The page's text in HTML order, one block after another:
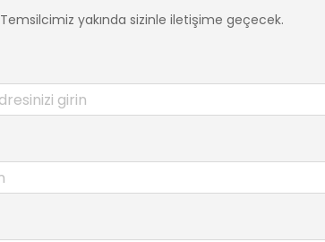
Temsilcimiz yakında sizinle iletişime geçecek.